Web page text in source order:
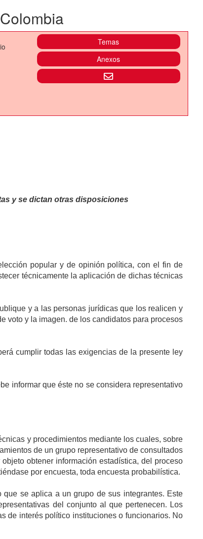
Temas
Anexos
y se dictan otras disposiciones
popular y de opinión política, con el fin de
técnicamente la aplicación de dichas técnicas
y a las personas jurídicas que los realicen y
voto y la imagen. de los candidatos para procesos
cumplir todas las exigencias de la presente ley
informar que éste no se considera representativo
y procedimientos mediante los cuales, sobre
de un grupo representativo de consultados
obtener información estadística, del proceso
por encuesta, toda encuesta probabilística.
se aplica a un grupo de sus integrantes. Este
del conjunto al que pertenecen. Los
de interés político instituciones o funcionarios. No